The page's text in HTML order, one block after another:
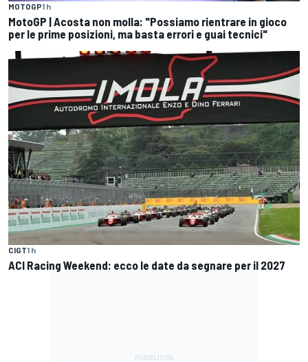
MOTOGP1 h
MotoGP | Acosta non molla: "Possiamo rientrare in gioco
per le prime posizioni, ma basta errori e guai tecnici"
CIGT1 h
ACI Racing Weekend: ecco le date da segnare per il 2027